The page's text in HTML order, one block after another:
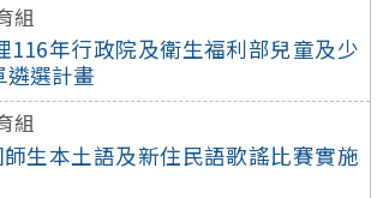
組
116年行政院及衛生福利部兒童及少
遴選計畫
組
生本土語及新住民語歌謠比賽實施